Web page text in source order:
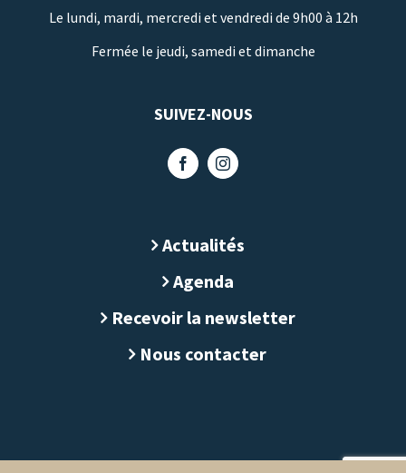
Le lundi, mardi, mercredi et vendredi de 9h00 à 12h
Fermée le jeudi, samedi et dimanche
SUIVEZ-NOUS
Actualités
Agenda
Recevoir la newsletter
Nous contacter